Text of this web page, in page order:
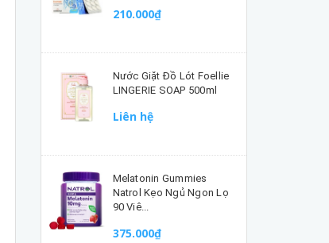
210.000₫
Nước Giặt Đồ Lót Foellie
LINGERIE SOAP 500ml
Liên hệ
Melatonin Gummies
Natrol Kẹo Ngủ Ngon Lọ
90 Viê...
375.000₫